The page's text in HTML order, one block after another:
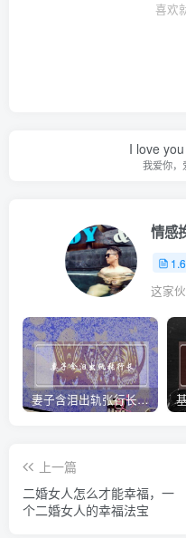
喜欢
I love
我爱你，
情感
这家
妻子含泪出轨张行长 她说全都是因为家中
上一篇
二婚女人怎么才能幸福，一
个二婚女人的幸福法宝